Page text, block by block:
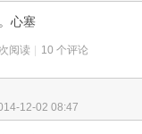
心塞
阅读 10 个评论
12-02 08:47